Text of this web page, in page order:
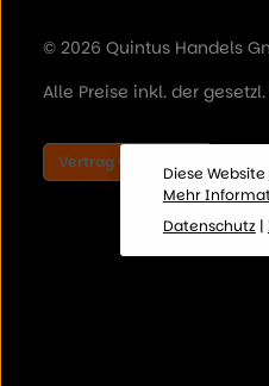
© 2026 Quintus Handels
Alle Preise inkl. der gesetzl.
Vertrag widerrufen
Diese
Mehr
Datenschutz |